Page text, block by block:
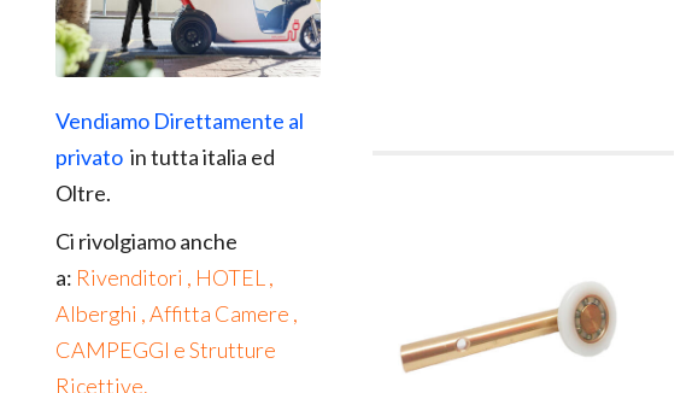
Vendiamo Direttamente al
privato in tutta italia ed
Oltre.
Ci rivolgiamo anche
a: Rivenditori , HOTEL ,
Alberghi , Affitta Camere ,
CAMPEGGI e Strutture
Ricettive.